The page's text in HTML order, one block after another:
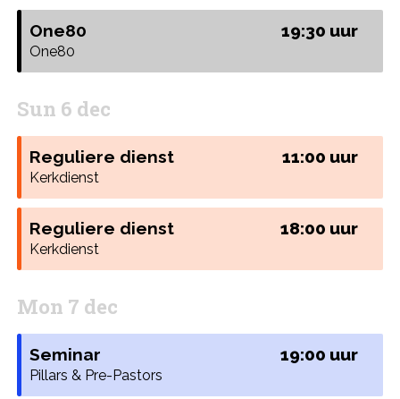
One80 19:30 uur
One80
Sun 6 dec
Reguliere dienst 11:00 uur
Kerkdienst
Reguliere dienst 18:00 uur
Kerkdienst
Mon 7 dec
Seminar 19:00 uur
Pillars & Pre-Pastors